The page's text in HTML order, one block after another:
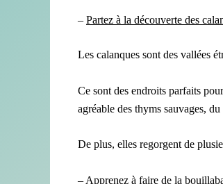
– Partez à la découverte des
Les calanques sont des vallées
Ce sont des endroits parfaits
agréable des thyms sauvages,
De plus, elles regorgent de
– Apprenez à faire de la